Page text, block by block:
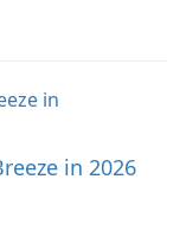
in 2026